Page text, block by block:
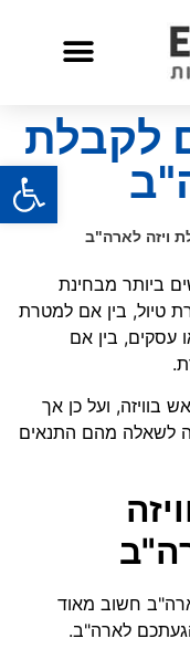
לקבלת
ויזה לארה"ב
ביותר מבחינת
טיול, בין אם למטרת
עסקים, בין אם
בוויזה, ועל כן אך
לשאלה מהם התנאים
"ב
חשוב מאוד
לארה"ב.